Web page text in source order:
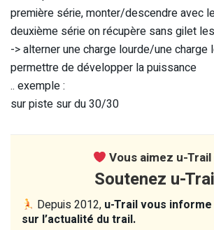
première série, monter/descendre avec
deuxième série on récupère sans gilet
-> alterner une charge lourde/une charge
permettre de développer la puissance
.. exemple :
sur piste sur du 30/30
Vous aimez u-Trail
Soutenez u-
Depuis 2012, u-Trail vous
sur l’actualité du trail.